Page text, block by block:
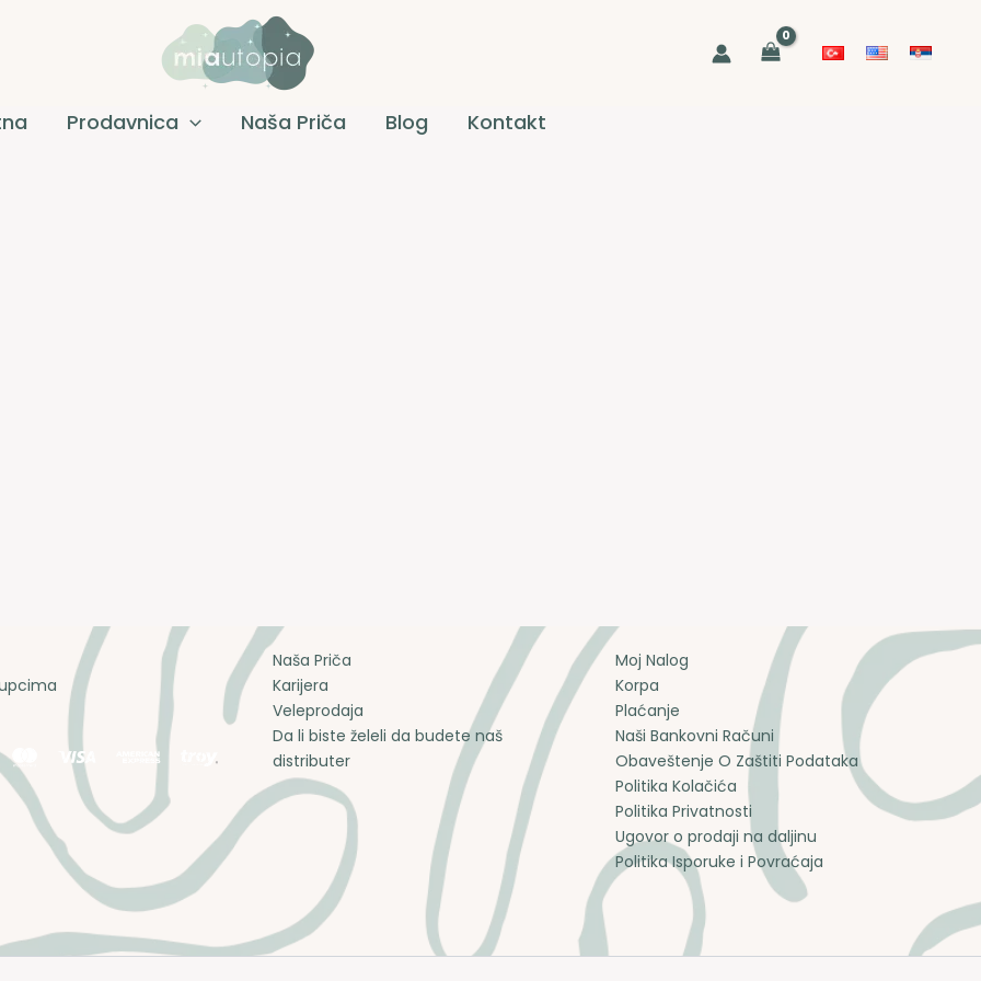
Prodavnica Naša Priča Blog Kontakt
Naša Priča
Karijera
Veleprodaja
Da li biste želeli da budete naš
distributer
Moj Nalog
Korpa
Plaćanje
Naši Bankovni Računi
Obaveštenje O Zaštiti Podataka
Politika Kolačića
Politika Privatnosti
Ugovor o prodaji na daljinu
Politika Isporuke i Povraćaja